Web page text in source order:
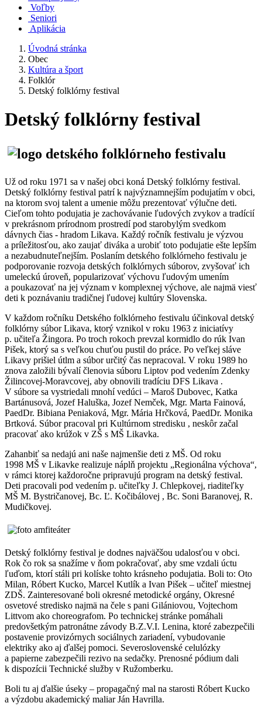
Voľby
Seniori
Aplikácia
Úvodná stránka
Obec
Kultúra a šport
Folklór
Detský folklórny festival
Detský folklórny festival
Už od roku 1971 sa v našej obci koná Detský folklórny festival.
Detský folklórny festival patrí k najvýznamnejším podujatím v obci,
na ktorom svoj talent a umenie môžu prezentovať výlučne deti.
Cieľom tohto podujatia je zachovávanie ľudových zvykov a tradícií
v prekrásnom prírodnom prostredí pod starobylým svedkom
dávnych čias - hradom Likava. Každý ročník festivalu je výzvou
a príležitosťou, ako zaujať diváka a urobiť toto podujatie ešte lepším
a nezabudnuteľnejším. Poslaním detského folklórneho festivalu je
podporovanie rozvoja detských folklórnych súborov, zvyšovať ich
umeleckú úroveň, popularizovať výchovu ľudovým umením
a poukazovať na jej význam v komplexnej výchove, ale najmä viesť
deti k poznávaniu tradičnej ľudovej kultúry Slovenska.
V každom ročníku Detského folklórneho festivalu účinkoval detský
folklórny súbor Likava, ktorý vznikol v roku 1963 z iniciatívy
p. učiteľa Žingora. Po troch rokoch prevzal kormidlo do rúk Ivan
Pišek, ktorý sa s veľkou chuťou pustil do práce. Po veľkej sláve
Likavy prišiel útlm a súbor určitý čas nepracoval. V roku 1989 ho
znova založili bývalí členovia súboru Liptov pod vedením Zdenky
Žilincovej-Moravcovej, aby obnovili tradíciu DFS Likava .
V súbore sa vystriedali mnohí vedúci – Maroš Dubovec, Katka
Bartánusová, Jozef Haluška, Jozef Nemček, Mgr. Marta Fainová,
PaedDr. Bibiana Peniaková, Mgr. Mária Hrčková, PaedDr. Monika
Brtková. Súbor pracoval pri Kultúrnom stredisku , neskôr začal
pracovať ako krúžok v ZŠ s MŠ Likavka.
Zahanbiť sa nedajú ani naše najmenšie deti z MŠ. Od roku
1998 MŠ v Likavke realizuje náplň projektu „Regionálna výchova“,
v rámci ktorej každoročne pripravujú program na detský festival.
Deti pracovali pod vedením p. učiteľky J. Chlepkovej, riaditeľky
MŠ M. Bystričanovej, Bc. Ľ. Kočibálovej , Bc. Soni Baranovej, R.
Mudičkovej.
Detský folklórny festival je dodnes najväčšou udalosťou v obci.
Rok čo rok sa snažíme v ňom pokračovať, aby sme vzdali úctu
ľuďom, ktorí stáli pri kolíske tohto krásneho podujatia. Boli to: Oto
Milan, Róbert Kucko, Marcel Kutlík a Ivan Pišek – učiteľ miestnej
ZDŠ. Zainteresované boli okresné metodické orgány, Okresné
osvetové stredisko najmä na čele s pani Gilániovou, Vojtechom
Littvom ako choreografom. Po technickej stránke pomáhali
predovšetkým patronátne závody B.Z.V.I. Lenina, ktoré zabezpečili
postavenie provizórnych sociálnych zariadení, vybudovanie
elektriky ako aj ďalšej pomoci. Severoslovenské celulózky
a papierne zabezpečili rezivo na sedačky. Prenosné pódium dali
k dispozícii Technické služby v Ružomberku.
Boli tu aj ďalšie úseky – propagačný mal na starosti Róbert Kucko
a výzdobu akademický maliar Ján Havrilla.